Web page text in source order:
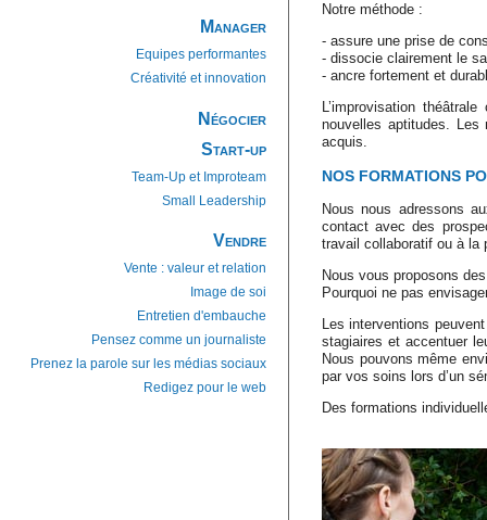
Manager
Equipes performantes
Créativité et innovation
Négocier
Start-up
Team-Up et Improteam
Small Leadership
Vendre
Vente : valeur et relation
Image de soi
Entretien d'embauche
Pensez comme un journaliste
Prenez la parole sur les médias sociaux
Redigez pour le web
Notre méthode :
- assure une prise de
- dissocie clairement le
- ancre fortement et
L’improvisation
nouvelles aptitudes. Les
acquis.
NOS FORMATIONS
Nous nous adressons
contact avec des
travail collaboratif ou à la
Nous vous proposons
Pourquoi ne pas
Les interventions
stagiaires et accentuer
Nous pouvons même
par vos soins lors d’un
Des formations